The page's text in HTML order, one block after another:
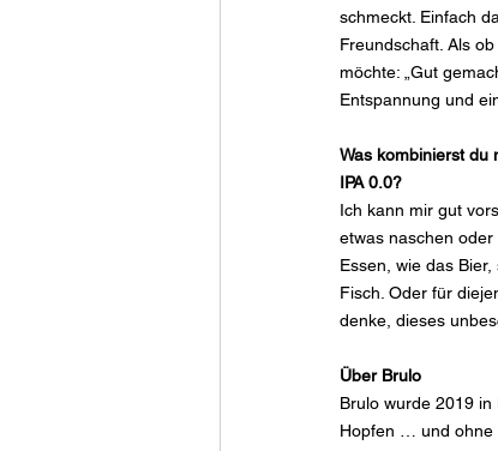
schmeckt. Einfach
Freundschaft. Als
möchte: „Gut
Entspannung und
Was kombinierst du
IPA 0.0?
Ich kann mir gut
etwas naschen
Essen, wie das
Fisch. Oder für
denke, dieses
Über Brulo
Brulo wurde 2019
Hopfen … und ohne